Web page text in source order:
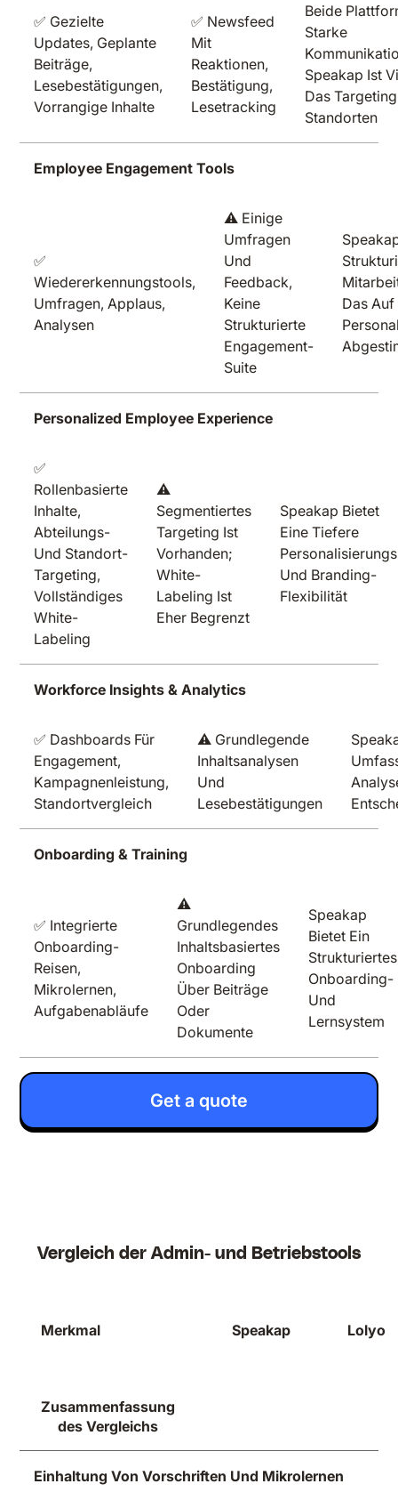
✅ Gezielte
Updates, Geplante
Beiträge,
Lesebestätigungen,
Vorrangige Inhalte
✅ Newsfeed
Mit
Reaktionen,
Bestätigung,
Lesetracking
Beide
Starke
Speakap Ist
Das
Standorten
Employee Engagement Tools
✅
Wiedererkennungstools,
Umfragen, Applaus,
Analysen
⚠️ Einige
Umfragen
Und
Feedback,
Keine
Strukturierte
Engagement-
Suite
Das Auf
Personalized Employee Experience
✅
Rollenbasierte
Inhalte,
Abteilungs-
Und Standort-
Targeting,
Vollständiges
White-
Labeling
⚠️
Segmentiertes
Targeting Ist
Vorhanden;
White-
Labeling Ist
Eher Begrenzt
Speakap Bietet
Eine Tiefere
Und Branding-
Flexibilität
Workforce Insights & Analytics
✅ Dashboards Für
Engagement,
Kampagnenleistung,
Standortvergleich
⚠️ Grundlegende
Inhaltsanalysen
Und
Lesebestätigungen
Onboarding & Training
✅ Integrierte
Onboarding-
Reisen,
Mikrolernen,
Aufgabenabläufe
⚠️
Grundlegendes
Inhaltsbasiertes
Onboarding
Über Beiträge
Oder
Dokumente
Speakap
Bietet Ein
Strukturiertes
Onboarding-
Und
Lernsystem
Get a quote
Vergleich der Admin- und Betriebstools
Merkmal Speakap Lolyo
Zusammenfassung
des Vergleichs
Einhaltung Von Vorschriften Und Mikrolernen